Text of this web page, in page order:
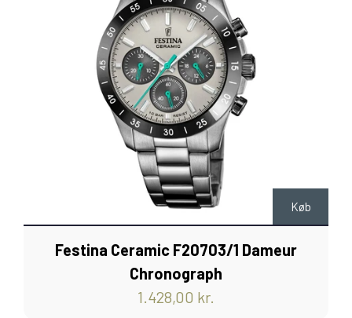
Køb
Festina Ceramic F20703/1 Dameur
Chronograph
1.428,00 kr.